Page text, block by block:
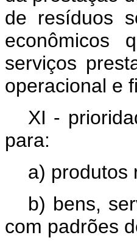
de resíduos
econômicos
serviços
operacional e
XI -
para:
a) produtos
b) bens,
com padrões